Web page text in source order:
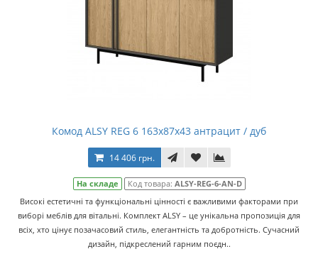
Комод ALSY REG 6 163х87х43 антрацит / дуб
14 406 грн.
На складе Код товара: ALSY-REG-6-AN-D
Високі естетичні та функціональні цінності є важливими факторами при
виборі меблів для вітальні. Комплект ALSY – це унікальна пропозиція для
всіх, хто цінує позачасовий стиль, елегантність та добротність. Сучасний
дизайн, підкреслений гарним поєдн..